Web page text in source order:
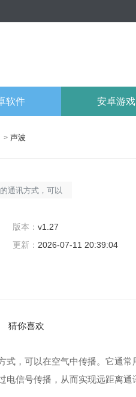
软件 安卓游戏
> 声波
通讯方式，可以
转换成数字信
离通讯。它的优
版本： v1.27
更新： 2026-07-11 20:39:04
猜你喜欢
式，可以在空气中传播。它通常
电信号传播，从而实现远距离